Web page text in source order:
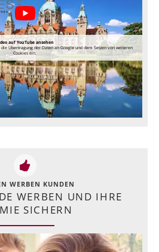
auf YouTube ansehen
Übertragung der Daten an Google und dem Setzen von weiteren
Cookies ein.
WERBEN KUNDEN
WERBEN UND IHRE
SICHERN